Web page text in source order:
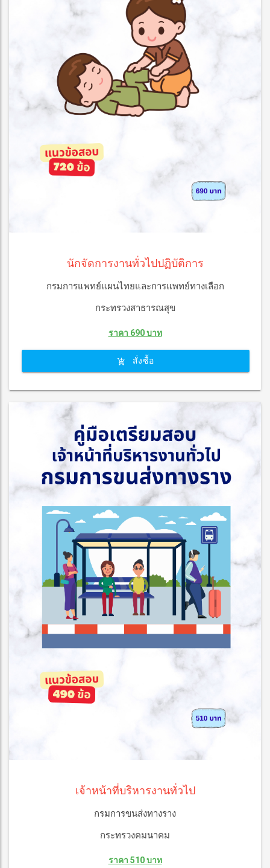
นักจัดการงานทั่วไปปฏิบัติการ
กรมการแพทย์แผนไทยและการแพทย์ทางเลือก
กระทรวงสาธารณสุข
ราคา 690 บาท
สั่งซื้อ
เจ้าหน้าที่บริหารงานทั่วไป
กรมการขนส่งทางราง
กระทรวงคมนาคม
ราคา 510 บาท